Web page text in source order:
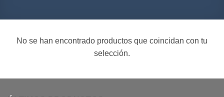
No se han encontrado productos que coincidan con tu
selección.